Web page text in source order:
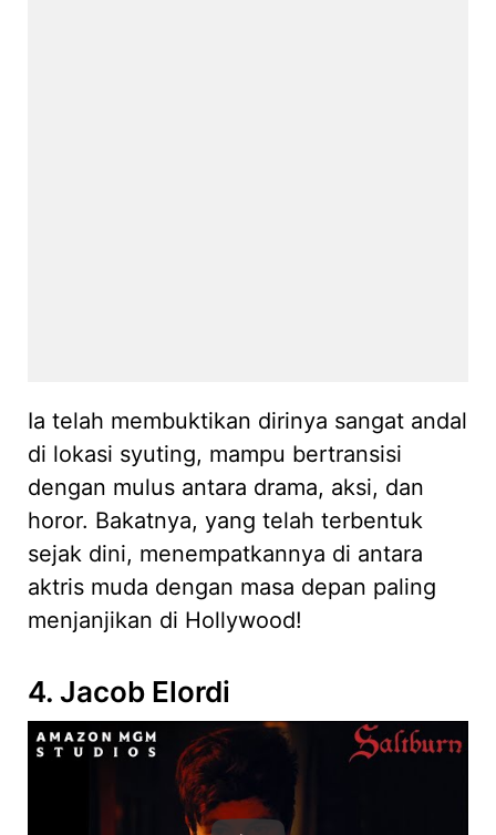
Ia telah membuktikan dirinya sangat andal
di lokasi syuting, mampu bertransisi
dengan mulus antara drama, aksi, dan
horor. Bakatnya, yang telah terbentuk
sejak dini, menempatkannya di antara
aktris muda dengan masa depan paling
menjanjikan di Hollywood!
4. Jacob Elordi